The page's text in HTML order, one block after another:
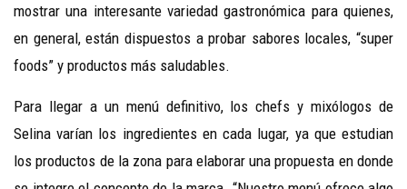
mostrar una interesante variedad gastronómica para quienes,
en general, están dispuestos a probar sabores locales, “super
foods” y productos más saludables.
Para llegar a un menú definitivo, los chefs y mixólogos de
Selina varían los ingredientes en cada lugar, ya que estudian
los productos de la zona para elaborar una propuesta en donde